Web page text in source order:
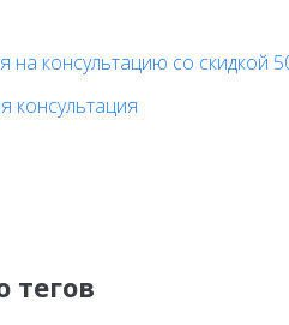
на консультацию со скидкой
консультация
тегов